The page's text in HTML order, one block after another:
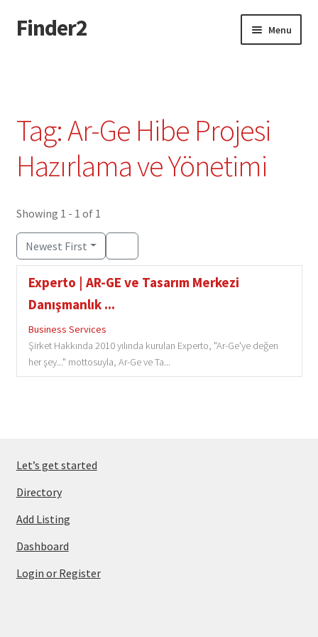
Skip
to
Skip
to
Finder2 Menu
Dashboard
Directory
Tag: Ar-Ge Hibe Projesi
Hazırlama ve Yönetimi
Showing 1 - 1 of 1
Newest First
Experto | AR-GE ve Tasarım Merkezi
Danışmanlık ...
Business Services
Şirket Hakkında 2010 yılında kurulan Experto, "Ar-Ge'ye değen
her şey..." mottosuyla, Ar-Ge ve Ta...
Let’s get started
Directory
Add Listing
Dashboard
Login or Register